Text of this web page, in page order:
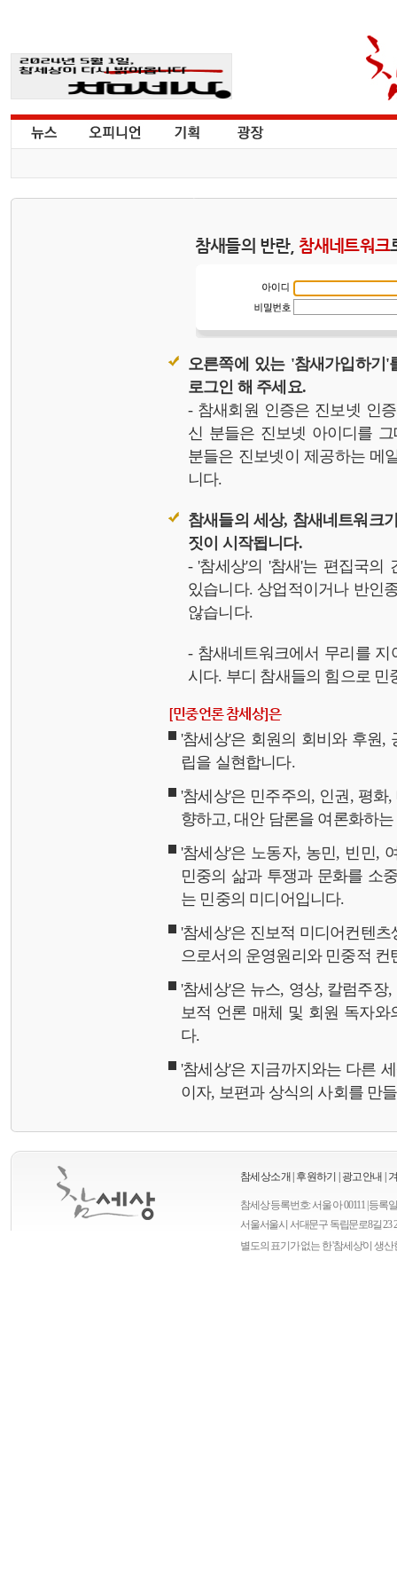
참새들의 반란, 참새네트워크
오른쪽에 있는 '참새가입하기
로그인 해 주세요.
- 참새회원 인증은 진보넷 인
신 분들은 진보넷 아이디를
분들은 진보넷이 제공하는 메
니다.
참새들의 세상, 참새네트워크
짓이 시작됩니다.
- '참세상'의 '참새'는 편집국의
있습니다. 상업적이거나 반인
않습니다.
- 참새네트워크에서 무리를
시다. 부디 참새들의 힘으로 민
[민중언론 참세상]은
'참세상'은 회원의 회비와 후원,
립을 실현합니다.
'참세상'은 민주주의, 인권, 평
향하고, 대안 담론을 여론화하
'참세상'은 노동자, 농민, 빈민,
민중의 삶과 투쟁과 문화를 소
는 민중의 미디어입니다.
'참세상'은 진보적 미디어컨텐
으로서의 운영원리와 민중적
'참세상'은 뉴스, 영상, 칼럼주
보적 언론 매체 및 회원 독자와
다.
'참세상'은 지금까지와는 다른
이자, 보편과 상식의 사회를 만
참세상소개 후원하기 광고안내
참세상 등록번호: 서울 아 00111 | 등록
서울서울시 서대문구 독립문로8길 23
별도의 표기가 없는 한 '참세상'이 생